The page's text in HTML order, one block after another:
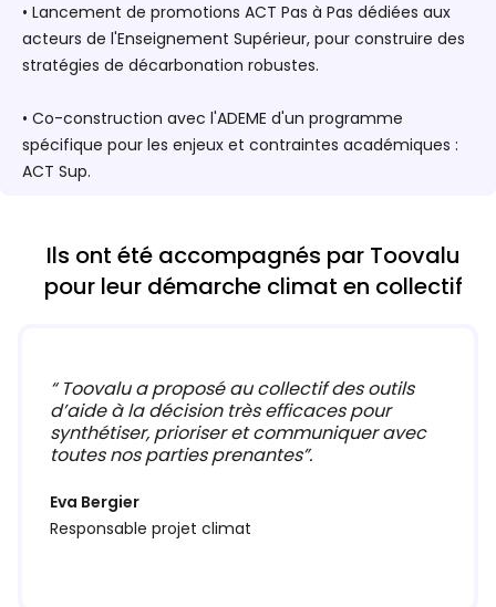
• Lancement de promotions ACT Pas à Pas dédiées aux
acteurs de l'Enseignement Supérieur, pour construire des
stratégies de décarbonation robustes.
• Co-construction avec l'ADEME d'un programme
spécifique pour les enjeux et contraintes académiques :
ACT Sup.
Ils ont été accompagnés par Toovalu
pour leur démarche climat en collectif
“ Toovalu a proposé au collectif des outils
d’aide à la décision très efficaces pour
synthétiser, prioriser et communiquer avec
toutes nos parties prenantes”.
Eva Bergier
Responsable projet climat